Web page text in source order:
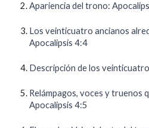
Apariencia del trono:
Los veinticuatro ancianos
Apocalipsis 4:4
Descripción de los
Relámpagos, voces y truenos
Apocalipsis 4:5